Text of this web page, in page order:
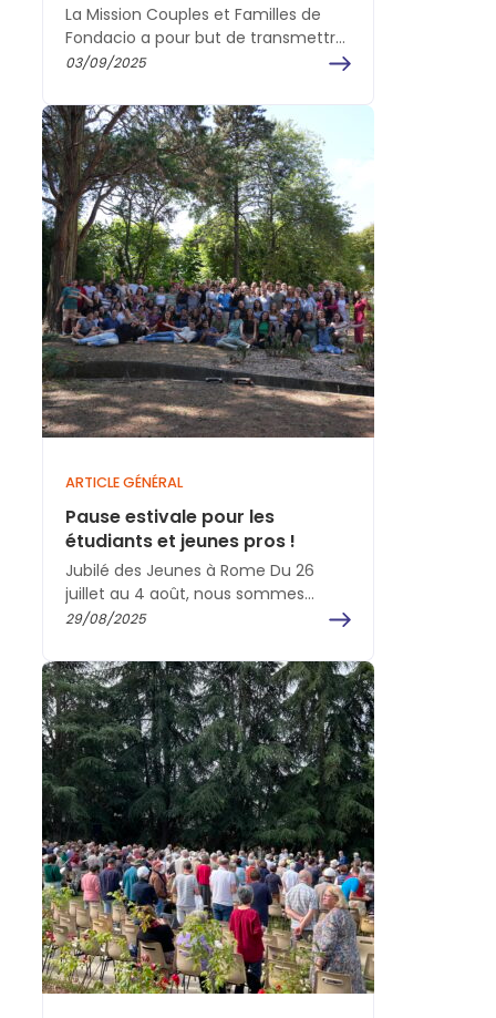
La Mission Couples et Familles de
Fondacio a pour but de transmettre
un message d’espérance, d’amour,
03/09/2025
ARTICLE GÉNÉRAL
Pause estivale pour les
étudiants et jeunes pros !
Jubilé des Jeunes à Rome Du 26
juillet au 4 août, nous sommes
partis à 45 jeunes vers Assise et…
29/08/2025